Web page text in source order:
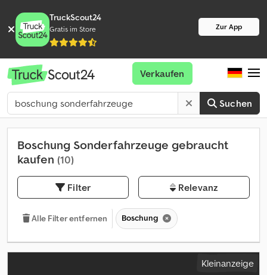
TruckScout24
Gratis im Store Zur App
Suchen
Verkaufen
Boschung Sonderfahrzeuge gebraucht
kaufen (10)
Filter Relevanz
Alle Filter entfernen Boschung
Kleinanzeige